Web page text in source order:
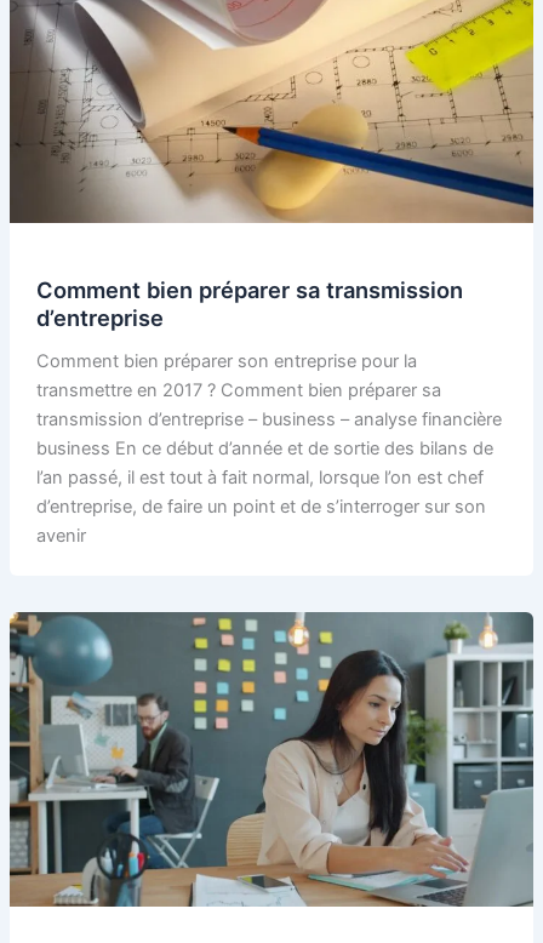
Comment bien préparer sa transmission
d’entreprise
Comment bien préparer son entreprise pour la
transmettre en 2017 ? Comment bien préparer sa
transmission d’entreprise – business – analyse financière
business En ce début d’année et de sortie des bilans de
l’an passé, il est tout à fait normal, lorsque l’on est chef
d’entreprise, de faire un point et de s’interroger sur son
avenir